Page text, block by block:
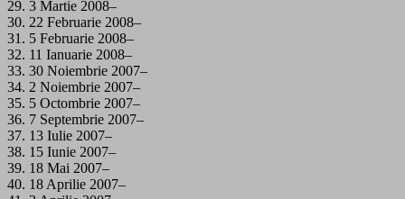
29. 3 Martie 2008–
30. 22 Februarie 2008–
31. 5 Februarie 2008–
32. 11 Ianuarie 2008–
33. 30 Noiembrie 2007–
34. 2 Noiembrie 2007–
35. 5 Octombrie 2007–
36. 7 Septembrie 2007–
37. 13 Iulie 2007–
38. 15 Iunie 2007–
39. 18 Mai 2007–
40. 18 Aprilie 2007–